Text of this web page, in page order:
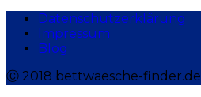
Datenschutzerklärung
Impressum
Blog
Ⓒ 2018 bettwaesche-finder.de